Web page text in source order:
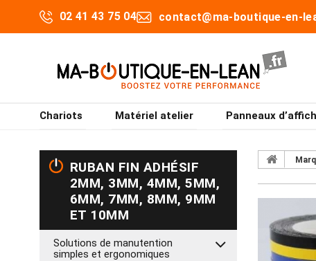
02 41 43 75 04 contact@ma-boutique-en-
Chariots Matériel atelier Panneaux
RUBAN FIN ADHÉSIF
2MM, 3MM, 4MM, 5MM,
6MM, 7MM, 8MM, 9MM
ET 10MM
Solutions de manutention
simples et ergonomiques